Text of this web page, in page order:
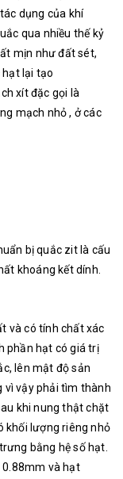
dụng của khí
qua nhiều thế kỷ
mịn như đất sét,
hạt lại tạo
xít đặc gọi là
mạch nhỏ , ở các
bị quắc zit là cấu
khoáng kết dính.
và có tính chất xác
phần hạt có giá trị
lên mật độ sản
vì vậy phải tìm thành
khi nung thật chặt
khối lượng riêng nhỏ
bằng hệ số hạt.
0.88mm và hạt